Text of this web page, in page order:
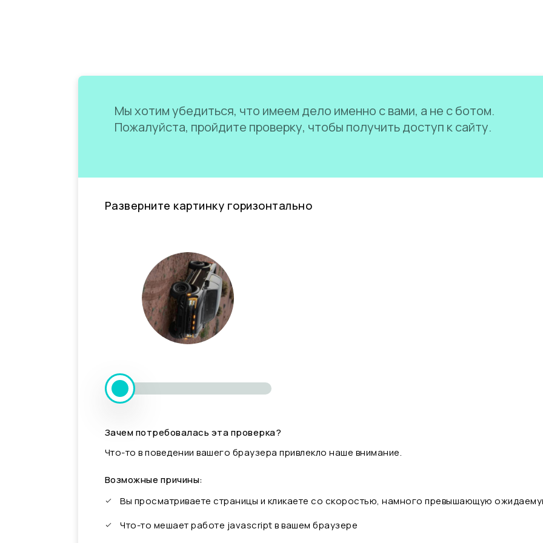
Мы хотим убедиться, что имеем дело именно с вами, а не с ботом.
Пожалуйста, пройдите проверку, чтобы получить доступ к сайту.
Разверните картинку горизонтально
Зачем потребовалась эта проверка?
Что-то в поведении вашего браузера привлекло наше внимание.
Возможные причины:
Вы просматриваете страницы и кликаете со скоростью, намного превышающую
Что-то мешает работе javascript в вашем браузере